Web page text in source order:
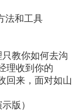
法和工具
教你如何去沟
理收到你的
回来，面对如山
版）